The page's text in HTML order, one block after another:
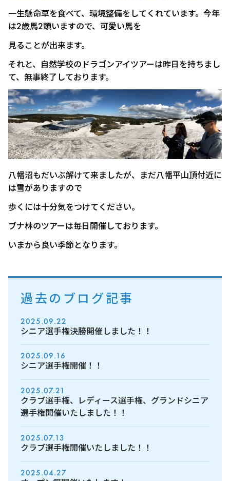
一生懸命草を食べて、環境整備をしてくれています。今年
は2歳馬2頭いますので、可愛い馬を
見ることが出来ます。
それと、自然学校のドラゴンアイツアーは昨日を持ちまし
て、無事終了しております。
八幡沼もだいぶ解けて来ましたが、まだ八幡平山頂付近に
は雪がありますので
歩くには十分気をつけてください。
ブナ林のツアーは毎日開催しております。
いまから良い季節となります。
過去のブログ記事
2025.09.22
シニア選手権決勝開催しました！！
2025.09.16
シニア選手権開催！！
2025.07.21
クラブ選手権、レディース選手権、グランドシニア
選手権開催いたしました！！
2025.07.13
クラブ選手権開催いたしました！！
2025.04.27